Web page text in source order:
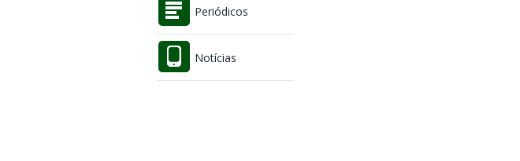
Periódicos
Notícias